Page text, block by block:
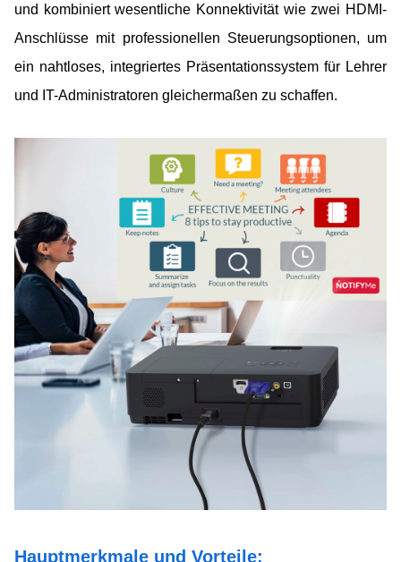
und kombiniert wesentliche Konnektivität wie zwei HDMI-
Anschlüsse mit professionellen Steuerungsoptionen, um
ein nahtloses, integriertes Präsentationssystem für Lehrer
und IT-Administratoren gleichermaßen zu schaffen.
Hauptmerkmale und Vorteile: